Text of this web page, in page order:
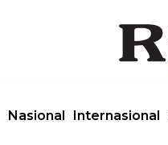
Nasional Internasional